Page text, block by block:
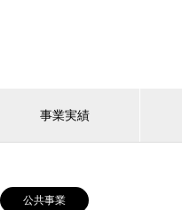
事業実績
公共事業